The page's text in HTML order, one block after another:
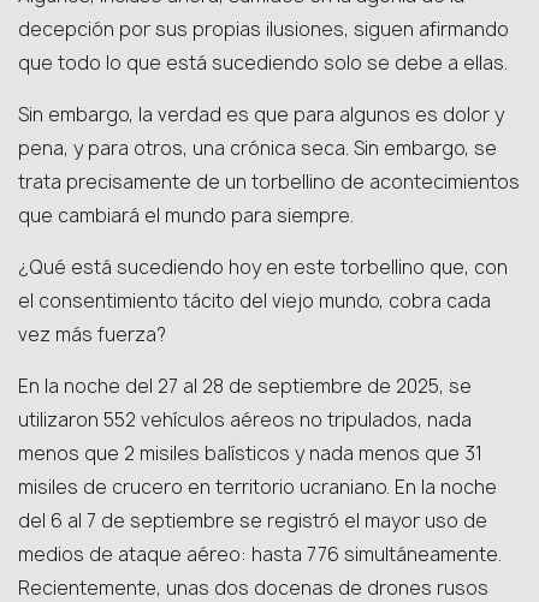
decepción por sus propias ilusiones, siguen afirmando
que todo lo que está sucediendo solo se debe a ellas.
Sin embargo, la verdad es que para algunos es dolor y
pena, y para otros, una crónica seca. Sin embargo, se
trata precisamente de un torbellino de acontecimientos
que cambiará el mundo para siempre.
¿Qué está sucediendo hoy en este torbellino que, con
el consentimiento tácito del viejo mundo, cobra cada
vez más fuerza?
En la noche del 27 al 28 de septiembre de 2025, se
utilizaron 552 vehículos aéreos no tripulados, nada
menos que 2 misiles balísticos y nada menos que 31
misiles de crucero en territorio ucraniano. En la noche
del 6 al 7 de septiembre se registró el mayor uso de
medios de ataque aéreo: hasta 776 simultáneamente.
Recientemente, unas dos docenas de drones rusos